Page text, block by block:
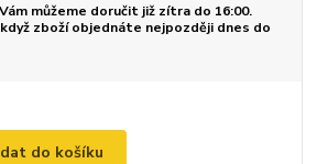
můžeme doručit již zítra do 16:00.
zboží objednáte nejpozději dnes do
do košíku